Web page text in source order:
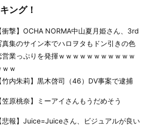
ング！
衝撃】OCHA NORMA中山夏月姫さん、3rd
真集のサイン本でハロヲタもドン引きの色
営業っぷりを発揮ｗｗｗｗｗｗｗｗｗｗｗ
ｗｗ
竹内朱莉】黒木啓司（46）DV事案で逮捕
笠原桃奈】ミーアイさんもうだめそう
悲報】Juice=Juiceさん、ビジュアルが良い